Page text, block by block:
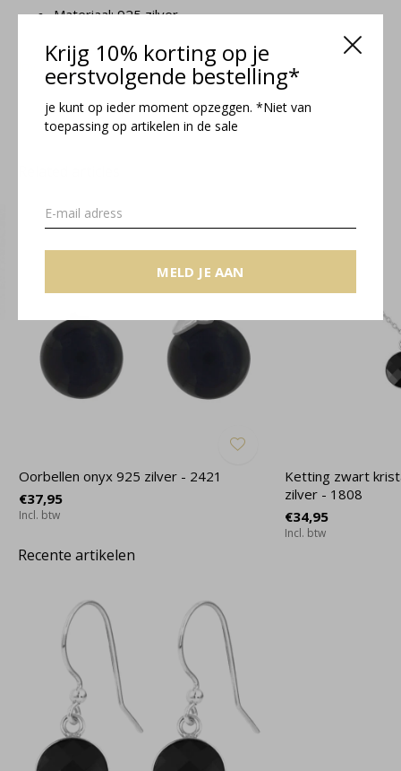
Krijg 10% korting op je
eerstvolgende bestelling*
je kunt op ieder moment opzeggen. *Niet van
toepassing op artikelen in de sale
MELD JE AAN
Materiaal: 925 zilver
Joy collectie
Oorbellen onyx 925 zilver - 2421
€37,95
Incl. btw
Ketting zwart
zilver - 1808
€34,95
Incl. btw
Recente artikelen